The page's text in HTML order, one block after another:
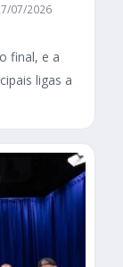
07/2026
final, e a
ligas a